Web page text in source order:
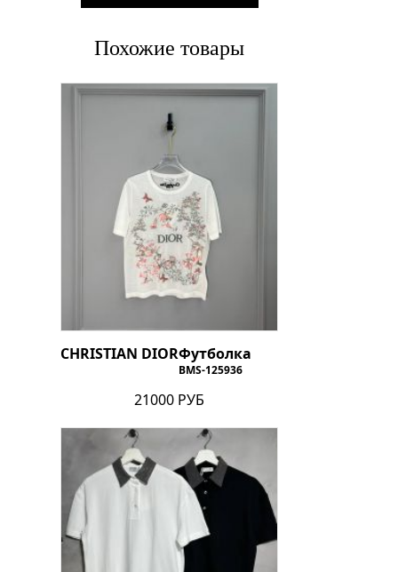
Похожие товары
Футболка
CHRISTIAN DIOR
BMS-125936
21000 РУБ